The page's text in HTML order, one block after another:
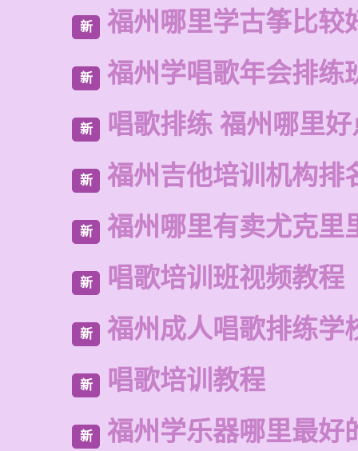
新 福州哪里学古筝比较
新 福州学唱歌年会排练
新 唱歌排练 福州哪里好
新 福州吉他培训机构排
新 福州哪里有卖尤克里
新 唱歌培训班视频教程
新 福州成人唱歌排练学
新 唱歌培训教程
新 福州学乐器哪里最好